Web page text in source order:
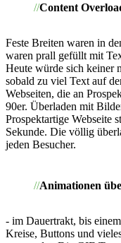
Content
Feste Breiten waren in
waren prall gefüllt mit
Heute würde sich keiner
sobald zu viel Text auf
Webseiten, die an
90er. Überladen mit
Prospektartige Webseite
Sekunde. Die völlig
jeden Besucher.
Animationen
- im Dauertrakt, bis
Kreise, Buttons und